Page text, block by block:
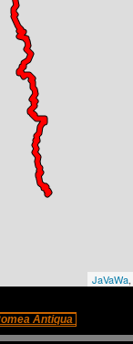
Antiqua